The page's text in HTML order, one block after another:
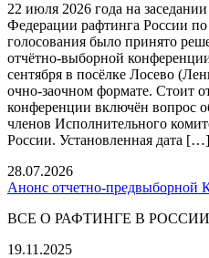
22 июля 2026 года на
Федерации рафтинга России
голосования было принято
отчётно‑выборной
сентября в посёлке Лосево
очно‑заочном формате. Стоит
конференции включён вопрос
членов Исполнительного
России. Установленная дата […]
28.07.2026
Анонс отчетно-предвыборной
ВСЕ О РАФТИНГЕ В РОССИИ
19.11.2025